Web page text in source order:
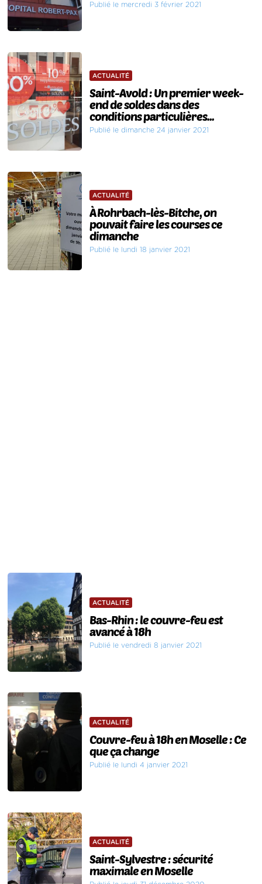
Publié le mercredi 3 février 2021
ACTUALITÉ
Saint-Avold : Un premier week-
end de soldes dans des
conditions particulières...
Publié le dimanche 24 janvier 2021
ACTUALITÉ
À Rohrbach-lès-Bitche, on
pouvait faire les courses ce
dimanche
Publié le lundi 18 janvier 2021
ACTUALITÉ
Bas-Rhin : le couvre-feu est
avancé à 18h
Publié le vendredi 8 janvier 2021
ACTUALITÉ
Couvre-feu à 18h en Moselle : Ce
que ça change
Publié le lundi 4 janvier 2021
ACTUALITÉ
Saint-Sylvestre : sécurité
maximale en Moselle